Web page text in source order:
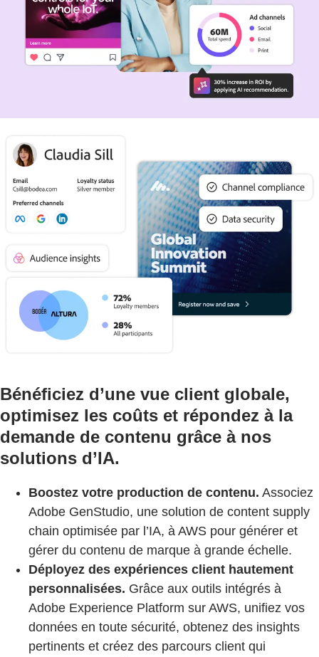
Bénéficiez d’une vue client globale,
optimisez les coûts et répondez à la
demande de contenu grâce à nos
solutions d’IA.
Boostez votre production de contenu. Associez
Adobe GenStudio, une solution de content supply
chain optimisée par l’IA, à AWS pour générer et
gérer du contenu de marque à grande échelle.
Déployez des expériences client hautement
personnalisées. Grâce aux outils intégrés à
Adobe Experience Platform sur AWS, unifiez vos
données en toute sécurité, obtenez des insights
pertinents et créez des parcours client qui